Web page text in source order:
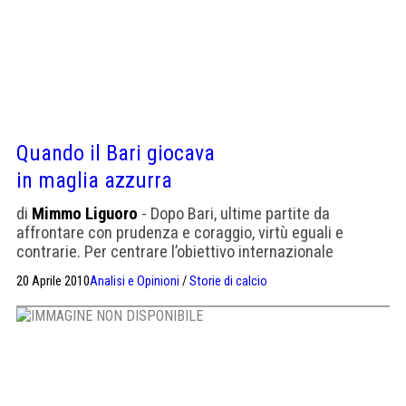
Quando il Bari giocava
in maglia azzurra
di Mimmo Liguoro - Dopo Bari, ultime partite da
affrontare con prudenza e coraggio, virtù eguali e
contrarie. Per centrare l’obiettivo internazionale
spirito. Vale per i giocatori. Ma anche per chi ama il
Napoli. Per questo, forse, dopo il successo di Bari si
avverte una strana emozione, un misto di gioia e di […]
20 Aprile 2010Analisi e Opinioni /Storie di calcio